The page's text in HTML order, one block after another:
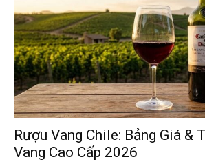
Rượu Vang Chile: Bảng Giá &
Vang Cao Cấp 2026